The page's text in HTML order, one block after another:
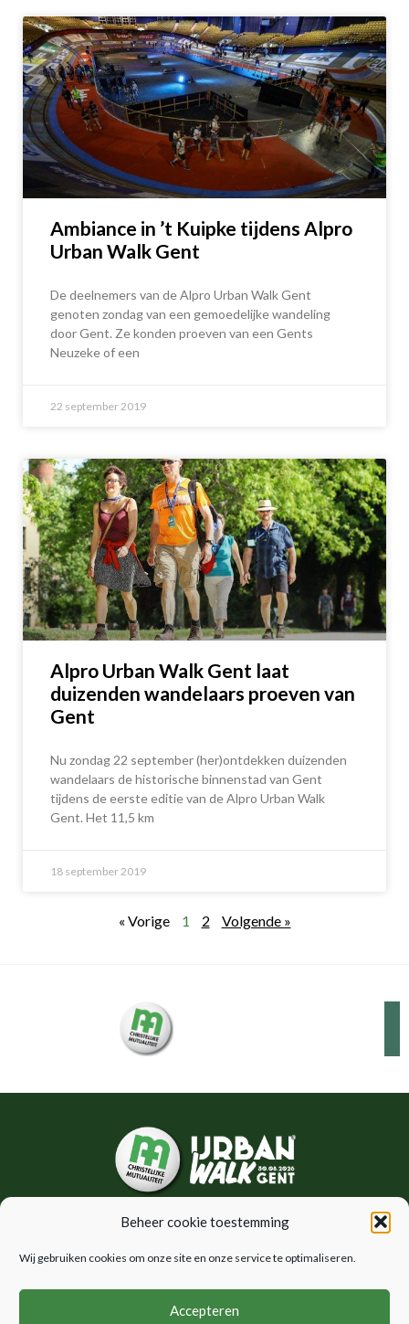
Beheer cookie toestemming
Wij gebruiken cookies om onze site en onze service te optimaliseren.
Accepteren
Ambiance in ’t Kuipke tijdens Alpro
Urban Walk Gent
De deelnemers van de Alpro Urban Walk Gent
genoten zondag van een gemoedelijke wandeling
door Gent. Ze konden proeven van een Gents
Neuzeke of een
22 september 2019
Alpro Urban Walk Gent laat
duizenden wandelaars proeven van
Gent
Nu zondag 22 september (her)ontdekken duizenden
wandelaars de historische binnenstad van Gent
tijdens de eerste editie van de Alpro Urban Walk
Gent. Het 11,5 km
18 september 2019
« Vorige 1 2 Volgende »
Inschrijven
Policy
Algemene voorwaarden